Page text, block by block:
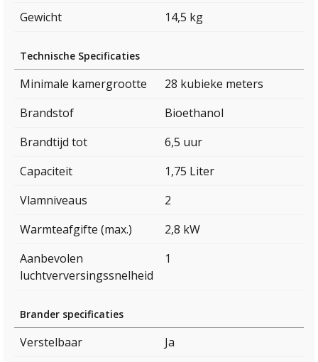
Gewicht
14,5 kg
Technische Specificaties
Minimale kamergrootte
28 kubieke meters
Brandstof
Bioethanol
Brandtijd tot
6,5 uur
Capaciteit
1,75 Liter
Vlamniveaus
2
Warmteafgifte (max.)
2,8 kW
Aanbevolen
luchtverversingssnelheid
1
Brander specificaties
Verstelbaar
Ja